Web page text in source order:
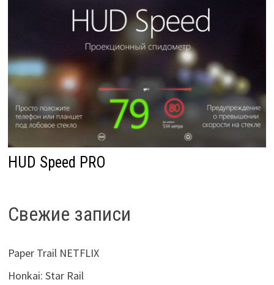
HUD Speed PRO
Свежие записи
Paper Trail NETFLIX
Honkai: Star Rail